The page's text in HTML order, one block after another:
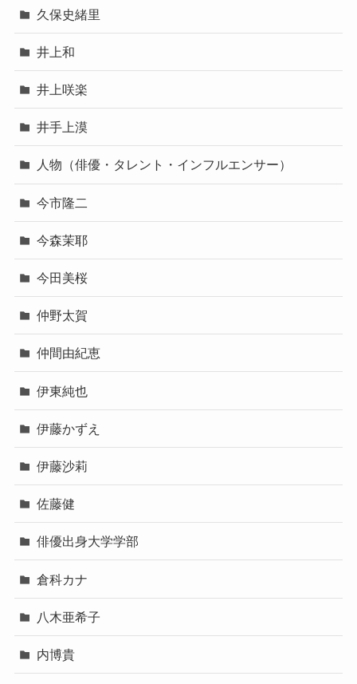
久保史緒里
井上和
井上咲楽
井手上漠
人物（俳優・タレント・インフルエンサー）
今市隆二
今森茉耶
今田美桜
仲野太賀
仲間由紀恵
伊東純也
伊藤かずえ
伊藤沙莉
佐藤健
俳優出身大学学部
倉科カナ
八木亜希子
内博貴